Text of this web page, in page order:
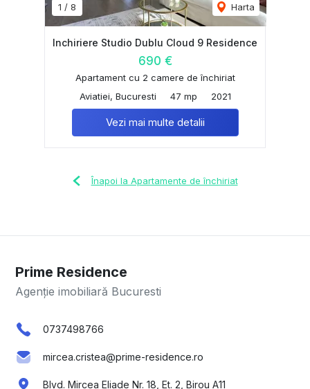
1 / 8 Harta
Inchiriere Studio Dublu Cloud 9 Residence
690 €
Apartament cu 2 camere de închiriat
Aviatiei, Bucuresti
47 mp 2021
Vezi mai multe detalii
Înapoi la Apartamente de închiriat
Prime Residence
Agenție imobiliară Bucuresti
0737498766
mircea.cristea@prime-residence.ro
Blvd. Mircea Eliade Nr. 18, Et. 2, Birou A11